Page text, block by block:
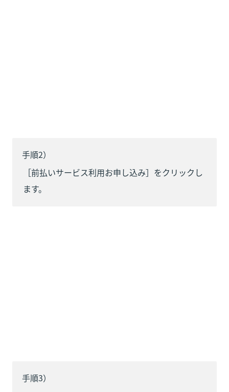
手順2）
［前払いサービス利用お申し込み］をクリックし
ます。
手順3）